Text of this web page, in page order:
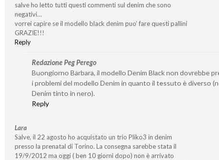
salve ho letto tutti questi commenti sul denim che sono
negativi…
vorrei capire se il modello black denim puo’ fare questi pallini
GRAZIE!!!
Reply
Redazione Peg Perego
Buongiorno Barbara, il modello Denim Black non dovrebbe
i problemi del modello Denim in quanto il tessuto è diverso
Denim tinto in nero).
Reply
Lara
Salve, il 22 agosto ho acquistato un trio Pliko3 in denim
presso la prenatal di Torino. La consegna sarebbe stata il
19/9/2012 ma oggi ( ben 10 giorni dopo) non è arrivato